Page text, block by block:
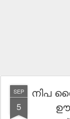
SEP
5
നിപ